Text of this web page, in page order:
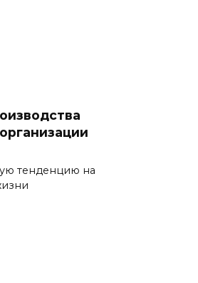
тенденцию на